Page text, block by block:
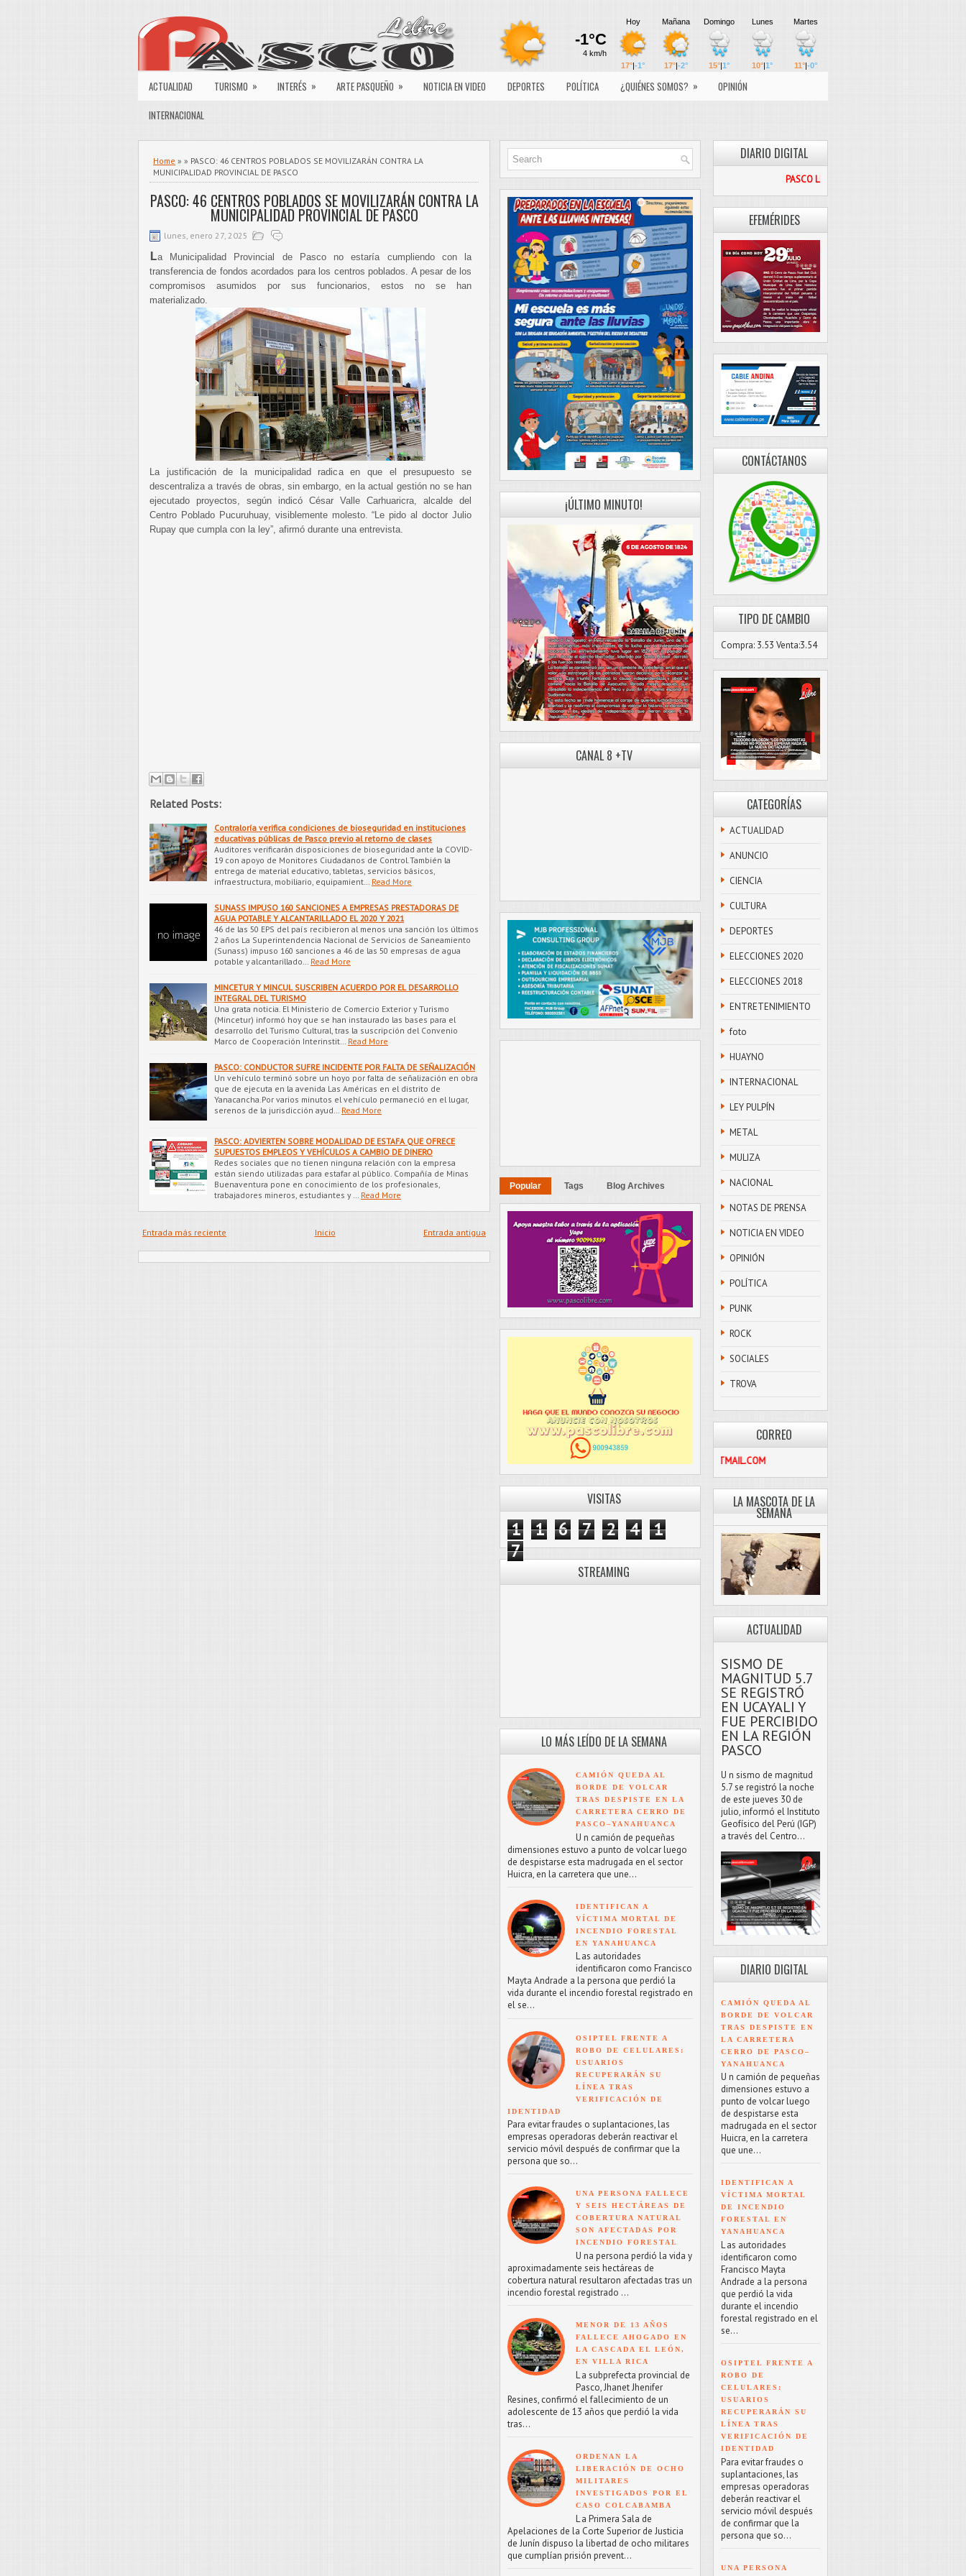
ACTUALIDAD TURISMO » INTERÉS » ARTE PASQUEÑO » NOTICIA EN VIDEO DEPORTES POLÍTICA ¿QUIÉNES SOMOS? »
OPINIÓN
INTERNACIONAL
Home » » PASCO: 46 CENTROS POBLADOS SE MOVILIZARÁN CONTRA LA
MUNICIPALIDAD PROVINCIAL DE PASCO
PASCO: 46 CENTROS POBLADOS SE MOVILIZARÁN CONTRA LA
MUNICIPALIDAD PROVINCIAL DE PASCO
lunes, enero 27, 2025
La Municipalidad Provincial de Pasco no estaría cumpliendo con la
transferencia de fondos acordados para los centros poblados. A pesar de los
compromisos asumidos por sus funcionarios, estos no se han
materializado.
La justificación de la municipalidad radica en que el presupuesto se
descentraliza a través de obras, sin embargo, en la actual gestión no se han
ejecutado proyectos, según indicó César Valle Carhuaricra, alcalde del
Centro Poblado Pucuruhuay, visiblemente molesto. “Le pido al doctor Julio
Rupay que cumpla con la ley”, afirmó durante una entrevista.
Related Posts:
Contraloría verifica condiciones de bioseguridad en instituciones
educativas públicas de Pasco previo al retorno de clases
Auditores verificarán disposiciones de bioseguridad ante la COVID-
19 con apoyo de Monitores Ciudadanos de Control.También la
entrega de material educativo, tabletas, servicios básicos,
infraestructura, mobiliario, equipamient…
Read More
SUNASS IMPUSO 160 SANCIONES A EMPRESAS PRESTADORAS DE
AGUA POTABLE Y ALCANTARILLADO EL 2020 Y 2021
46 de las 50 EPS del país recibieron al menos una sanción los últimos
2 años La Superintendencia Nacional de Servicios de Saneamiento
(Sunass) impuso 160 sanciones a 46 de las 50 empresas de agua
potable y alcantarillado…
Read More
MINCETUR Y MINCUL SUSCRIBEN ACUERDO POR EL DESARROLLO
INTEGRAL DEL TURISMO
Una grata noticia. El Ministerio de Comercio Exterior y Turismo
(Mincetur) informó hoy que se han instaurado las bases para el
desarrollo del Turismo Cultural, tras la suscripción del Convenio
Marco de Cooperación Interinstit…
Read More
PASCO: CONDUCTOR SUFRE INCIDENTE POR FALTA DE SEÑALIZACIÓN
Un vehículo terminó sobre un hoyo por falta de señalización en obra
que de ejecuta en la avenida Las Américas en el distrito de
Yanacancha.Por varios minutos el vehículo permaneció en el lugar,
serenos de la jurisdicción ayud…
Read More
PASCO: ADVIERTEN SOBRE MODALIDAD DE ESTAFA QUE OFRECE
SUPUESTOS EMPLEOS Y VEHÍCULOS A CAMBIO DE DINERO
Redes sociales que no tienen ninguna relación con la empresa
están siendo utilizadas para estafar al público. Compañía de Minas
Buenaventura pone en conocimiento de los profesionales,
trabajadores mineros, estudiantes y …
Read More
Entrada más reciente Entrada antigua
Inicio
¡ÚLTIMO MINUTO!
CANAL 8 +TV
Popular Tags Blog Archives
VISITAS
1 1 6 7 2 4
1
7
STREAMING
LO MÁS LEÍDO DE LA SEMANA
CAMIÓN QUEDA AL
BORDE DE VOLCAR
TRAS DESPISTE EN LA
CARRETERA CERRO DE
PASCO–YANAHUANCA
U n camión de pequeñas
dimensiones estuvo a punto de volcar luego
de despistarse esta madrugada en el sector
Huicra, en la carretera que une...
IDENTIFICAN A
VÍCTIMA MORTAL DE
INCENDIO FORESTAL
EN YANAHUANCA
L as autoridades
identificaron como Francisco
Mayta Andrade a la persona que perdió la
vida durante el incendio forestal registrado en
el se...
OSIPTEL FRENTE A
ROBO DE CELULARES:
USUARIOS
RECUPERARÁN SU
LÍNEA TRAS
VERIFICACIÓN DE
IDENTIDAD
Para evitar fraudes o suplantaciones, las
empresas operadoras deberán reactivar el
servicio móvil después de confirmar que la
persona que so...
UNA PERSONA FALLECE
Y SEIS HECTÁREAS DE
COBERTURA NATURAL
SON AFECTADAS POR
INCENDIO FORESTAL
U na persona perdió la vida y
aproximadamente seis hectáreas de
cobertura natural resultaron afectadas tras un
incendio forestal registrado ...
MENOR DE 13 AÑOS
FALLECE AHOGADO EN
LA CASCADA EL LEÓN,
EN VILLA RICA
L a subprefecta provincial de
Pasco, Jhanet Jhenifer
Resines, confirmó el fallecimiento de un
adolescente de 13 años que perdió la vida
tras...
ORDENAN LA
LIBERACIÓN DE OCHO
MILITARES
INVESTIGADOS POR EL
CASO COLCABAMBA
L a Primera Sala de
Apelaciones de la Corte Superior de Justicia
de Junín dispuso la libertad de ocho militares
que cumplían prisión prevent...
DIARIO DIGITAL
EFEMÉRIDES
CONTÁCTANOS
TIPO DE CAMBIO
Compra: 3.53 Venta:3.54
CATEGORÍAS
ACTUALIDAD
ANUNCIO
CIENCIA
CULTURA
DEPORTES
ELECCIONES 2020
ELECCIONES 2018
ENTRETENIMIENTO
foto
HUAYNO
INTERNACIONAL
LEY PULPÍN
METAL
MULIZA
NACIONAL
NOTAS DE PRENSA
NOTICIA EN VIDEO
OPINIÓN
POLÍTICA
PUNK
ROCK
SOCIALES
TROVA
CORREO
PASCOLIBRE@HOTMAIL.COM
LA MASCOTA DE LA
SEMANA
ACTUALIDAD
SISMO DE
MAGNITUD 5.7
SE REGISTRÓ
EN UCAYALI Y
FUE PERCIBIDO
EN LA REGIÓN
PASCO
U n sismo de magnitud
5.7 se registró la noche
de este jueves 30 de
julio, informó el Instituto
Geofísico del Perú (IGP)
a través del Centro...
DIARIO DIGITAL
CAMIÓN QUEDA AL
BORDE DE VOLCAR
TRAS DESPISTE EN
LA CARRETERA
CERRO DE PASCO–
YANAHUANCA
U n camión de pequeñas
dimensiones estuvo a
punto de volcar luego
de despistarse esta
madrugada en el sector
Huicra, en la carretera
que une...
IDENTIFICAN A
VÍCTIMA MORTAL
DE INCENDIO
FORESTAL EN
YANAHUANCA
L as autoridades
identificaron como
Francisco Mayta
Andrade a la persona
que perdió la vida
durante el incendio
forestal registrado en el
se...
OSIPTEL FRENTE A
ROBO DE
CELULARES:
USUARIOS
RECUPERARÁN SU
LÍNEA TRAS
VERIFICACIÓN DE
IDENTIDAD
Para evitar fraudes o
suplantaciones, las
empresas operadoras
deberán reactivar el
servicio móvil después
de confirmar que la
persona que so...
UNA PERSONA